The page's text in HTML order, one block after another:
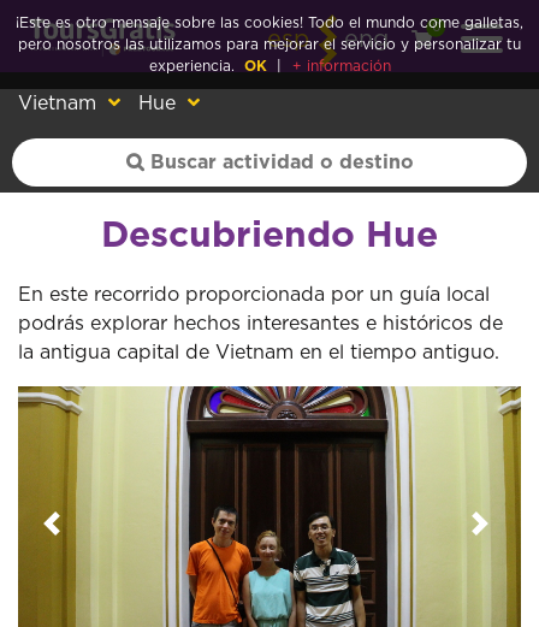
esp eng
0
Vietnam Hue
Descubriendo Hue
En este recorrido proporcionada por un guía local
podrás explorar hechos interesantes e históricos de
la antigua capital de Vietnam en el tiempo antiguo.
Anterior
¡Este es otro mensaje sobre las cookies! Todo el mundo come galletas,
pero nosotros las utilizamos para mejorar el servicio y personalizar tu
experiencia.
OK + información